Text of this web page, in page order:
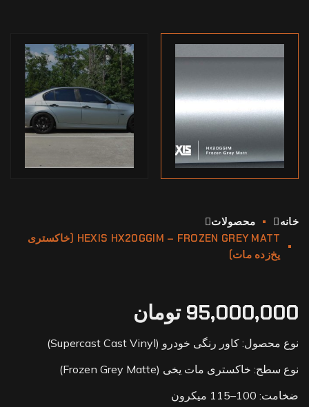
خانه
محصولات
HEXIS HX20GGIM – FROZEN GREY MATT (خاکستری
یخ‌زده مات)
95,000,000 تومان
نوع محصول: کاور رنگی خودرو (Supercast Cast Vinyl)
نوع سطح: خاکستری مات یخی (Frozen Grey Matte)
ضخامت: 100–115 میکرون